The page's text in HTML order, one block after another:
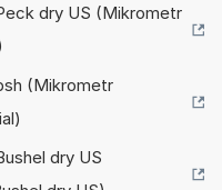
dry US (Mikrometr
(Mikrometr
dry US